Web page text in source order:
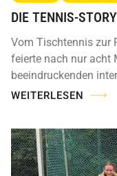
DIE TENNIS-
Vom Tischtennis zur
feierte nach nur acht
beeindruckenden
WEITERLESEN